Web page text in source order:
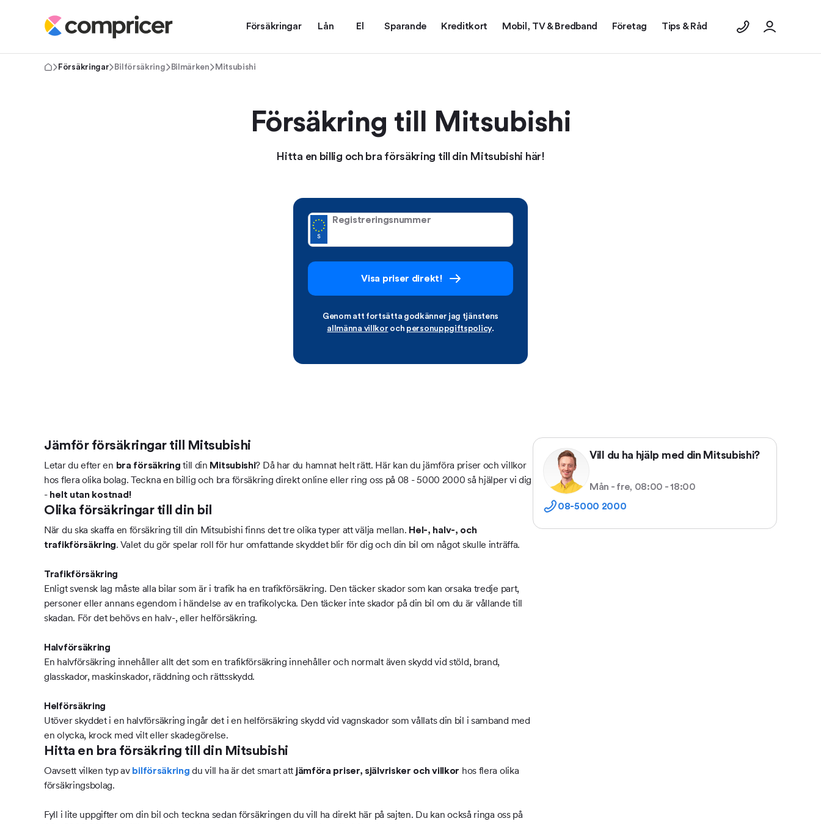
Försäkringar Lån El Sparande Kreditkort Mobil, TV & Bredband Företag Tips & Råd
Försäkringar Bilförsäkring Bilmärken Mitsubishi
Försäkring till Mitsubishi
Hitta en billig och bra försäkring till din Mitsubishi här!
Registreringsnummer
Visa priser direkt!
Genom att fortsätta godkänner jag tjänstens
allmänna villkor och personuppgiftspolicy.
Jämför försäkringar till Mitsubishi
Letar du efter en bra försäkring till din Mitsubishi? Då har du hamnat helt rätt. Här kan du jämföra priser och villkor
hos flera olika bolag. Teckna en billig och bra försäkring direkt online eller ring oss på 08 - 5000 2000 så hjälper vi dig
- helt utan kostnad!
Olika försäkringar till din bil
När du ska skaffa en försäkring till din Mitsubishi finns det tre olika typer att välja mellan. Hel-, halv-, och
trafikförsäkring. Valet du gör spelar roll för hur omfattande skyddet blir för dig och din bil om något skulle inträffa.
Trafikförsäkring
Enligt svensk lag måste alla bilar som är i trafik ha en trafikförsäkring. Den täcker skador som kan orsaka tredje part,
personer eller annans egendom i händelse av en trafikolycka. Den täcker inte skador på din bil om du är vållande till
skadan. För det behövs en halv-, eller helförsäkring.
Halvförsäkring
En halvförsäkring innehåller allt det som en trafikförsäkring innehåller och normalt även skydd vid stöld, brand,
glasskador, maskinskador, räddning och rättsskydd.
Helförsäkring
Utöver skyddet i en halvförsäkring ingår det i en helförsäkring skydd vid vagnskador som vållats din bil i samband med
en olycka, krock med vilt eller skadegörelse.
Hitta en bra försäkring till din Mitsubishi
Oavsett vilken typ av bilförsäkring du vill ha är det smart att jämföra priser, självrisker och villkor hos flera olika
försäkringsbolag.
Fyll i lite uppgifter om din bil och teckna sedan försäkringen du vill ha direkt här på sajten. Du kan också ringa oss på
Vill du ha hjälp med din Mitsubishi?
Mån - fre, 08:00 - 18:00
08-5000 2000